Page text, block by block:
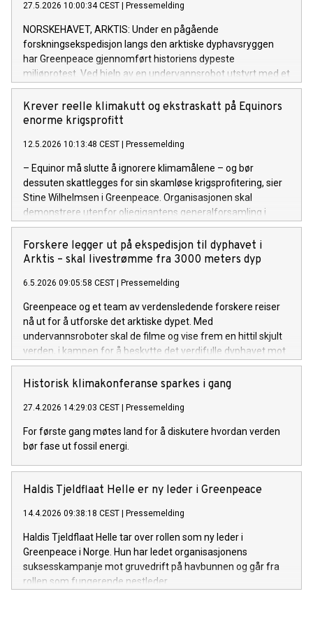
27.5.2026 10:00:34 CEST Pressemelding
NORSKEHAVET, ARKTIS: Under en pågående
forskningsekspedisjon langs den arktiske dyphavsryggen
har Greenpeace gjennomført historiens dypeste
miljøprotest. Ved hjelp av en undervannsrobot utstyrt med et
protestskilt, har organisasjonen sendt en direkte beskjed til
verdens ledere fra 2 315 meters dyp: LYTT TIL
FORSKNINGEN!
Krever reelle klimakutt og ekstraskatt på Equinors
enorme krigsprofitt
12.5.2026 10:13:48 CEST Pressemelding
– Equinor må slutte å ignorere klimamålene – og bør
dessuten skattlegges for sin skamløse krigsprofitering, sier
Stine Wilhelmsen i Greenpeace. Organisasjonen skal
demonstrere utenfor oljegigantens generalforsamling i
Stavanger i dag.
Forskere legger ut på ekspedisjon til dyphavet i
Arktis – skal livestrømme fra 3000 meters dyp
6.5.2026 09:05:58 CEST Pressemelding
Greenpeace og et team av verdensledende forskere reiser
nå ut for å utforske det arktiske dypet. Med
undervannsroboter skal de filme og vise frem en hittil skjult
verden, i kampen for å beskytte det verdifulle dyphavet mot
gruvedrift på havbunnen.
Historisk klimakonferanse sparkes i gang
27.4.2026 14:29:03 CEST Pressemelding
For første gang møtes land for å diskutere hvordan verden
bør fase ut fossil energi.
Haldis Tjeldflaat Helle er ny leder i Greenpeace
14.4.2026 09:38:18 CEST Pressemelding
Haldis Tjeldflaat Helle tar over rollen som ny leder i
Greenpeace i Norge. Hun har ledet organisasjonens
suksesskampanje mot gruvedrift på havbunnen og går fra
rollen som fungerende nestleder.